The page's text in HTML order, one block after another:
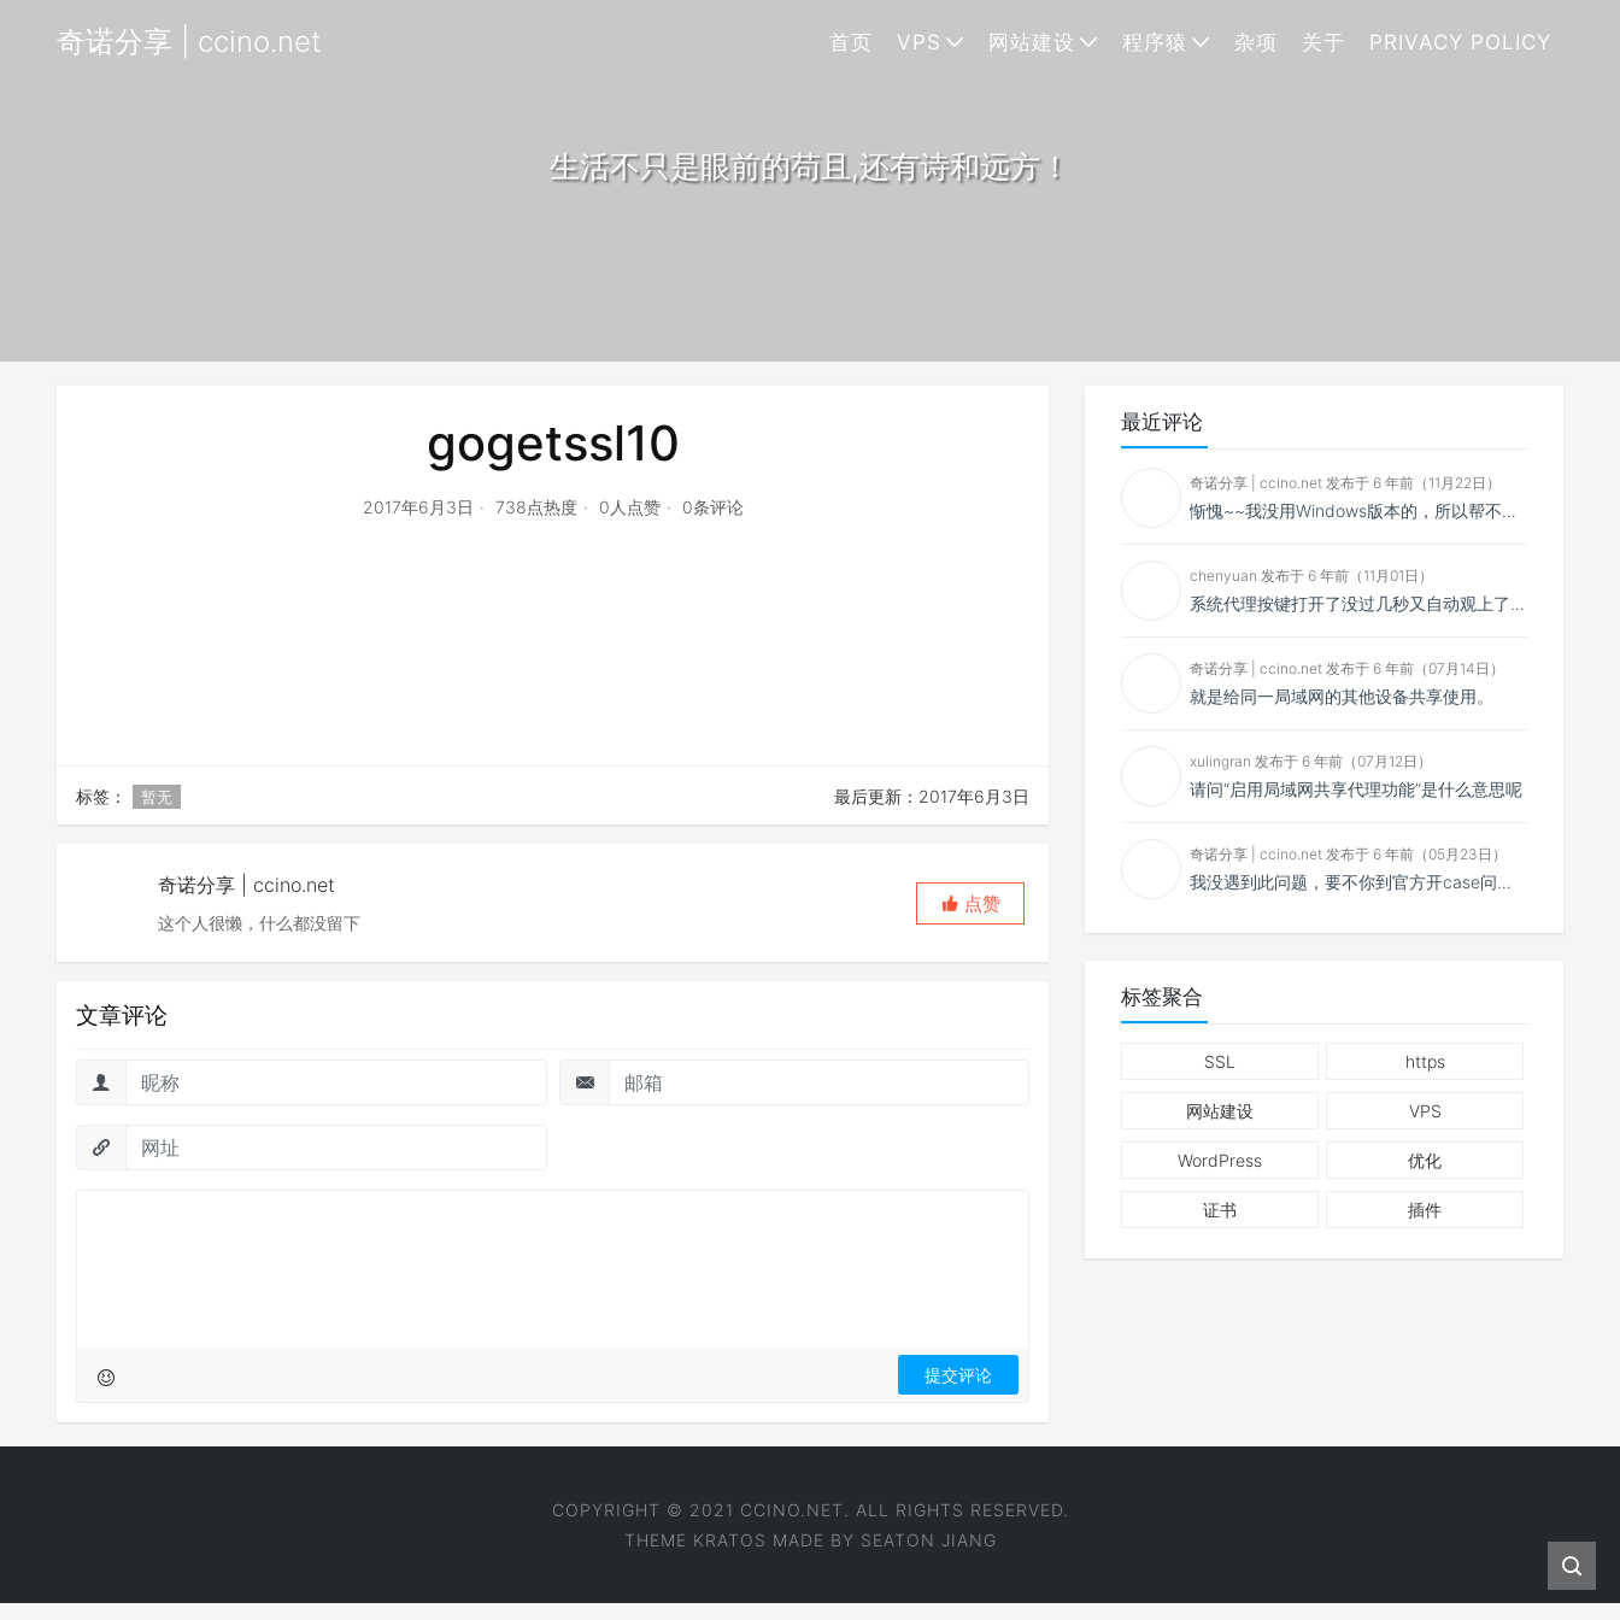
奇诺分享 | ccino.net 首页 VPS 网站建设 程序猿 杂项 关于 PRIVACY POLICY
生活不只是眼前的苟且,还有诗和远方！
gogetssl10
2017年6月3日 738点热度 0人点赞 0条评论
标签： 暂无 最后更新：2017年6月3日
奇诺分享 | ccino.net
这个人很懒，什么都没留下
点赞
文章评论
最近评论
奇诺分享 | ccino.net 发布于 6 年前（11月22日）
惭愧~~我没用Windows版本的，所以帮不了你~~
chenyuan 发布于 6 年前（11月01日）
系统代理按键打开了没过几秒又自动观上了，导致一直打开不了，是什么问题呢？感谢大佬，请帮帮忙！谢谢！
奇诺分享 | ccino.net 发布于 6 年前（07月14日）
就是给同一局域网的其他设备共享使用。
xulingran 发布于 6 年前（07月12日）
请问“启用局域网共享代理功能”是什么意思呢
奇诺分享 | ccino.net 发布于 6 年前（05月23日）
我没遇到此问题，要不你到官方开case问问看？
标签聚合
SSL https
网站建设 VPS
WordPress 优化
证书 插件
COPYRIGHT © 2021 CCINO.NET. ALL RIGHTS RESERVED.
THEME KRATOS MADE BY SEATON JIANG